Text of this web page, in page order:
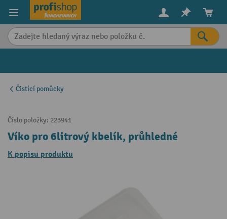
content
Čistící pomůcky
Číslo položky: 223941
Víko pro 6litrový kbelík, průhledné
K popisu produktu